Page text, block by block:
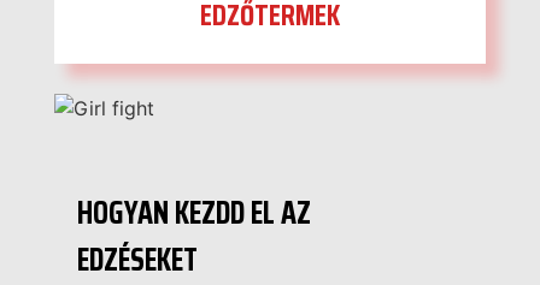
EDZŐTERMEK
HOGYAN KEZDD EL AZ
EDZÉSEKET